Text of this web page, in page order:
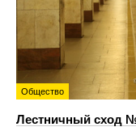
Общество
Лестничный сход